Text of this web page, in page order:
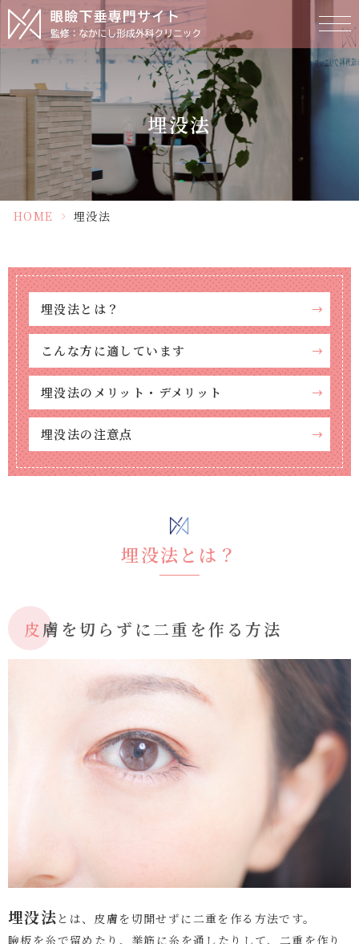
埋没法
HOME > 埋没法
埋没法とは？
こんな方に適しています
埋没法のメリット・デメリット
埋没法の注意点
埋没法とは？
皮膚を切らずに二重を作る方法
埋没法 とは、皮膚を切開せずに二重を作る方法です。
瞼板を糸で留めたり、挙筋に糸を通したりして、二重を作り